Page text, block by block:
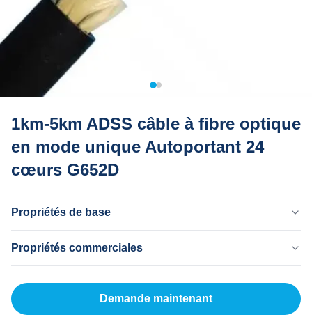
1km-5km ADSS câble à fibre optique
en mode unique Autoportant 24
cœurs G652D
Propriétés de base
Dongguan Chine
MingTong
Certificat
Propriétés commerciales
20km
Prix Unitaire
Demande maintenant